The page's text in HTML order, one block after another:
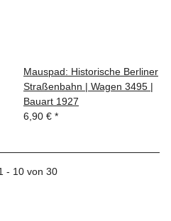
Mauspad: Historische Berliner
Straßenbahn | Wagen 3495 |
Bauart 1927
6,90 € *
- 10 von 30